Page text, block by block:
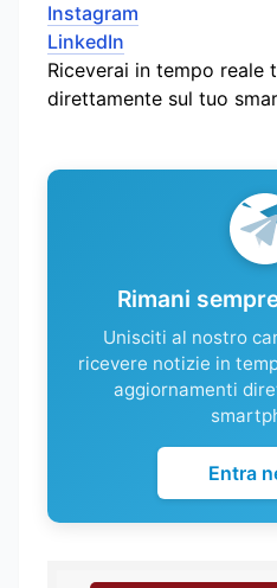
Instagram
LinkedIn
Riceverai in tempo reale
direttamente sul tuo
Rimani
Unisciti al nostro
ricevere notizie in
aggiornamenti
Entra